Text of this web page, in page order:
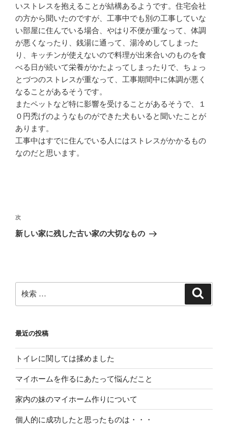
いストレスを抱えることが結構あるようです。住宅会社
の方から聞いたのですが、工事中でも別の工事していな
い部屋に住んでいる場合、やはり不便が重なって、体調
が悪くなったり、銭湯に通って、湯冷めしてしまった
り、キッチンが使えないので料理が出来合いのものを食
べる日が続いて栄養がかたよってしまったりで、ちょっ
とづつのストレスが重なって、工事期間中に体調が悪く
なることがあるそうです。
またペットなど特に影響を受けることがあるそうで、１
０円禿げのようなものができた犬もいると聞いたことが
あります。
工事中はすでに住んでいる人にはストレスがかかるもの
なのだと思います。
稿
ナ
シ
ョ
次
の
次
新しい家に残した古い家の大切なもの
検
索:
最近の投稿
トイレに関しては揉めました
マイホームを作るにあたって悩んだこと
家内の妹のマイホーム作りについて
個人的に成功したと思ったものは・・・